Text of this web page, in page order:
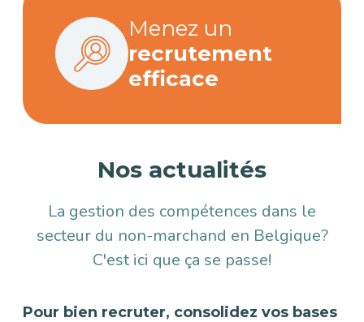
Menez un
recrutement
efficace
Nos actualités
La gestion des compétences dans le
secteur du non-marchand en Belgique?
C'est ici que ça se passe!
Pour bien recruter, consolidez vos bases